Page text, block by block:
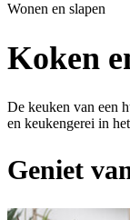
Wonen en slapen
Koken
De keuken van een
en keukengerei in
Geniet